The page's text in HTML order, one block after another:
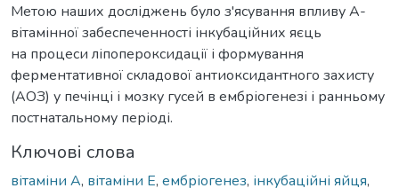
Метою наших досліджень було з'ясування впливу А-
вітамінної забеспеченності інкубаційних яєць
на процеси ліпопероксидації і формування
ферментативної складової антиоксидантного захисту
(АОЗ) у печінці і мозку гусей в ембріогенезі і ранньому
постнатальному періоді.
Ключові слова
вітаміни А, вітаміни Е, ембріогенез, інкубаційні яйця,